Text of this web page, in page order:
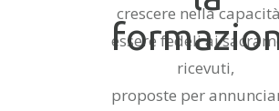
crescere nella
essere fedeli ai
ricevuti,
proposte per